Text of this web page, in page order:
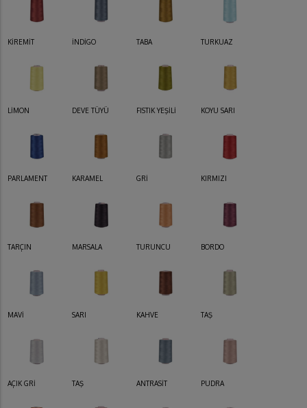
KİREMİT İNDİGO TABA TURKUAZ
LİMON DEVE TÜYÜ FISTIK YEŞİLİ KOYU SARI
PARLAMENT KARAMEL GRİ KIRMIZI
TARÇIN MARSALA TURUNCU BORDO
MAVİ SARI KAHVE TAŞ
AÇIK GRİ TAŞ ANTRASİT PUDRA